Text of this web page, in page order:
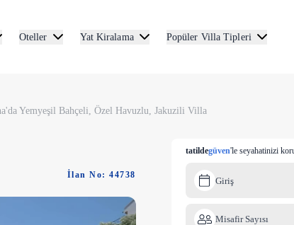
Oteller Yat Kiralama Popüler Villa Tipleri
Yemyeşil Bahçeli, Özel Havuzlu, Jakuzili Villa
İlan No: 44738
tatildegüven'le seyahatinizi
Giriş
Misafir Sayısı